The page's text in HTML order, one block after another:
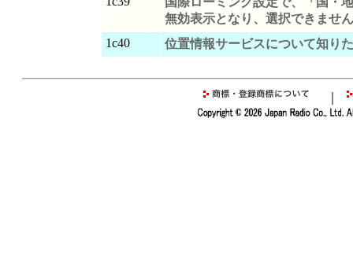
無効表示となり、選択できませ
1c40
位置情報サービスについて知り